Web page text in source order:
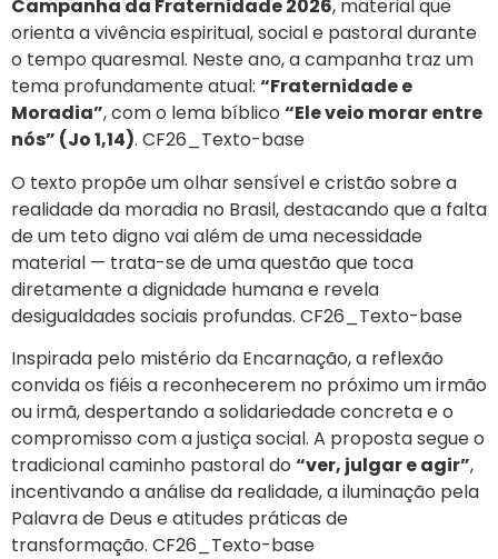
Campanha da Fraternidade 2026, material que
orienta a vivência espiritual, social e pastoral durante
o tempo quaresmal. Neste ano, a campanha traz um
tema profundamente atual: “Fraternidade e
Moradia”, com o lema bíblico “Ele veio morar entre
nós” (Jo 1,14). CF26_Texto-base
O texto propõe um olhar sensível e cristão sobre a
realidade da moradia no Brasil, destacando que a falta
de um teto digno vai além de uma necessidade
material — trata-se de uma questão que toca
diretamente a dignidade humana e revela
desigualdades sociais profundas. CF26_Texto-base
Inspirada pelo mistério da Encarnação, a reflexão
convida os fiéis a reconhecerem no próximo um irmão
ou irmã, despertando a solidariedade concreta e o
compromisso com a justiça social. A proposta segue o
tradicional caminho pastoral do “ver, julgar e agir”,
incentivando a análise da realidade, a iluminação pela
Palavra de Deus e atitudes práticas de
transformação. CF26_Texto-base